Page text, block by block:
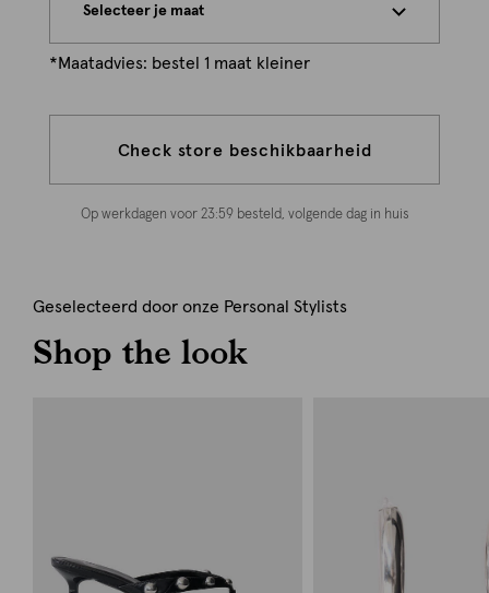
Selecteer je maat
*Maatadvies: bestel 1 maat kleiner
Check store beschikbaarheid
Op werkdagen voor 23:59 besteld, volgende dag in huis
Geselecteerd door onze Personal Stylists
Shop the look